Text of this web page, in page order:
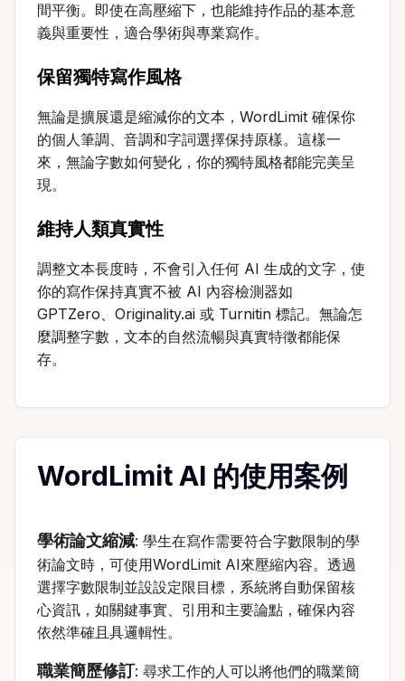
間平衡。即使在高壓縮下，也能維持作品的基本意
義與重要性，適合學術與專業寫作。
保留獨特寫作風格
無論是擴展還是縮減你的文本，WordLimit 確保你
的個人筆調、音調和字詞選擇保持原樣。這樣一
來，無論字數如何變化，你的獨特風格都能完美呈
現。
維持人類真實性
調整文本長度時，不會引入任何 AI 生成的文字，使
你的寫作保持真實不被 AI 內容檢測器如
GPTZero、Originality.ai 或 Turnitin 標記。無論怎
麼調整字數，文本的自然流暢與真實特徵都能保
存。
WordLimit AI 的使用案例
學術論文縮減: 學生在寫作需要符合字數限制的學
術論文時，可使用WordLimit AI來壓縮內容。透過
選擇字數限制並設設定限目標，系統將自動保留核
心資訊，如關鍵事實、引用和主要論點，確保內容
依然準確且具邏輯性。
職業簡歷修訂: 尋求工作的人可以將他們的職業簡